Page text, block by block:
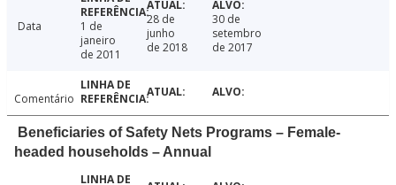
Data
1 de
janeiro
de 2011
28 de
junho
de 2018
30 de
setembro
de 2017
Comentário
Beneficiaries of Safety Nets Programs – Female-
headed households – Annual